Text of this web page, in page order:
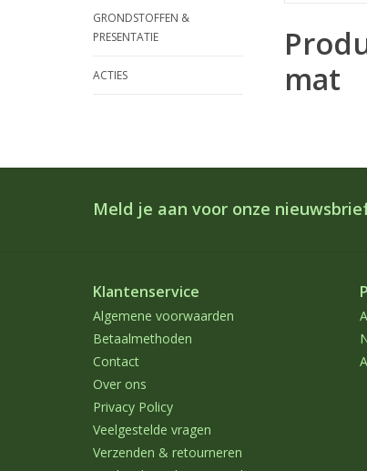
GRONDSTOFFEN &
PRESENTATIE
ACTIES
mat
Meld je aan voor onze
Klantenservice
Algemene voorwaarden
Betaalmethoden
Contact
Over ons
Privacy Policy
Veelgestelde vragen
Verzenden & retourneren